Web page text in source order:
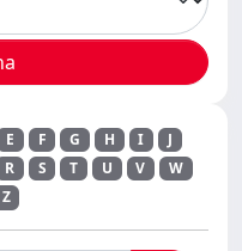
E F G H I
J
R S T U V
W
Z